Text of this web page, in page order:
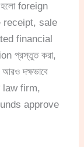
foreign
receipt, sale
financial
প্রস্তুত করা,
দক্ষভাবে
law firm,
approve